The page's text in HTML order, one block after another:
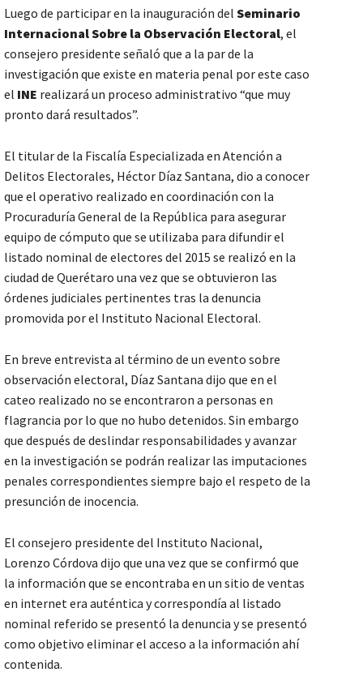
Luego de participar en la inauguración del Seminario
Internacional Sobre la Observación Electoral, el
consejero presidente señaló que a la par de la
investigación que existe en materia penal por este caso
el INE realizará un proceso administrativo “que muy
pronto dará resultados”.
El titular de la Fiscalía Especializada en Atención a
Delitos Electorales, Héctor Díaz Santana, dio a conocer
que el operativo realizado en coordinación con la
Procuraduría General de la República para asegurar
equipo de cómputo que se utilizaba para difundir el
listado nominal de electores del 2015 se realizó en la
ciudad de Querétaro una vez que se obtuvieron las
órdenes judiciales pertinentes tras la denuncia
promovida por el Instituto Nacional Electoral.
En breve entrevista al término de un evento sobre
observación electoral, Díaz Santana dijo que en el
cateo realizado no se encontraron a personas en
flagrancia por lo que no hubo detenidos. Sin embargo
que después de deslindar responsabilidades y avanzar
en la investigación se podrán realizar las imputaciones
penales correspondientes siempre bajo el respeto de la
presunción de inocencia.
El consejero presidente del Instituto Nacional,
Lorenzo Córdova dijo que una vez que se confirmó que
la información que se encontraba en un sitio de ventas
en internet era auténtica y correspondía al listado
nominal referido se presentó la denuncia y se presentó
como objetivo eliminar el acceso a la información ahí
contenida.